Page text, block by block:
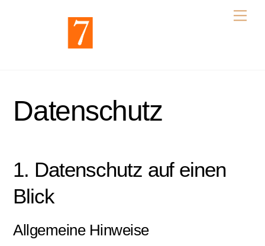
Datenschutz
1. Datenschutz auf einen
Blick
Allgemeine Hinweise